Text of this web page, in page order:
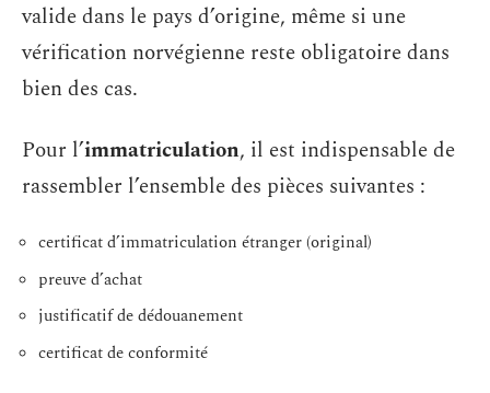
valide dans le pays d’origine, même si une
vérification norvégienne reste obligatoire dans
bien des cas.
Pour l’immatriculation, il est indispensable de
rassembler l’ensemble des pièces suivantes :
certificat d’immatriculation étranger (original)
preuve d’achat
justificatif de dédouanement
certificat de conformité